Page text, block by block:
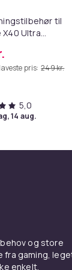
til
X40 Ultra
pris: 249 kr.
5,0
14 aug.
og store
fra gaming,
enkelt.